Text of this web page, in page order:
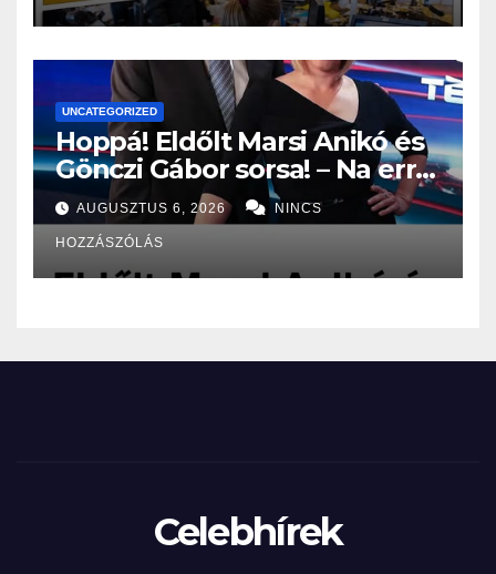
UNCATEGORIZED
Hoppá! Eldőlt Marsi Anikó és
Gönczi Gábor sorsa! – Na erre
senki, de tényleg senki nem
volt felkészülve: – EZ vár
rájuk:
AUGUSZTUS 6, 2026 NINCS
HOZZÁSZÓLÁS
Celebhírek